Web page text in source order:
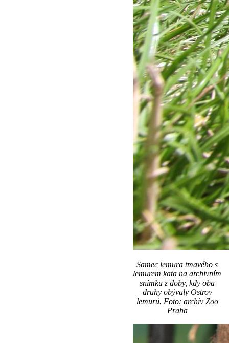
Samec lemura tmavého s
lemurem kata na archivním
snímku z doby, kdy oba
druhy obývaly Ostrov
lemurů. Foto: archiv Zoo
Praha